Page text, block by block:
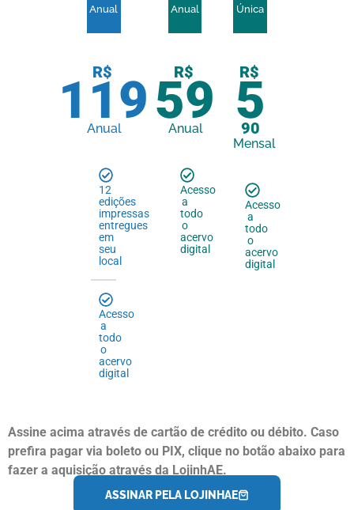
Anual
R$
119
Anual
12
edições
impressas
entregues
em
seu
local
Acesso
a
todo
o
acervo
digital
Anual
R$
59
Anual
Acesso
a
todo
o
acervo
digital
Única
R$
5
90
Mensal
Acesso
a
todo
o
acervo
digital
Assine acima através de cartão de crédito ou débito. Caso
prefira pagar via boleto ou PIX, clique no botão abaixo para
fazer a aquisição através da LojinhAE.
ASSINAR PELA LOJINHAE